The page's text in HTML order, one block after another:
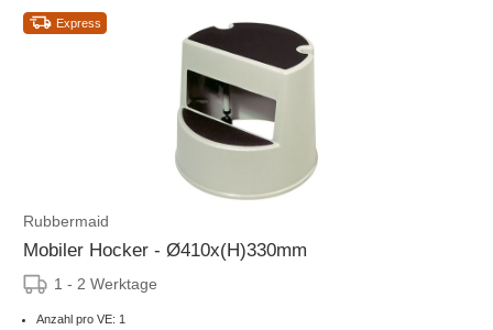
Express
Rubbermaid
Mobiler Hocker - Ø410x(H)330mm
1 - 2 Werktage
Anzahl pro VE: 1